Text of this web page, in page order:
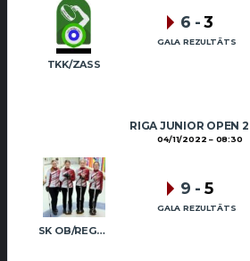
TKK/ZASS
6 -3
GALA REZULTĀTS
RIGA JUNIOR OPEN
04/11/2022 08:30
SK OB/REGŽA (JUN)
9 - 5
GALA REZULTĀTS